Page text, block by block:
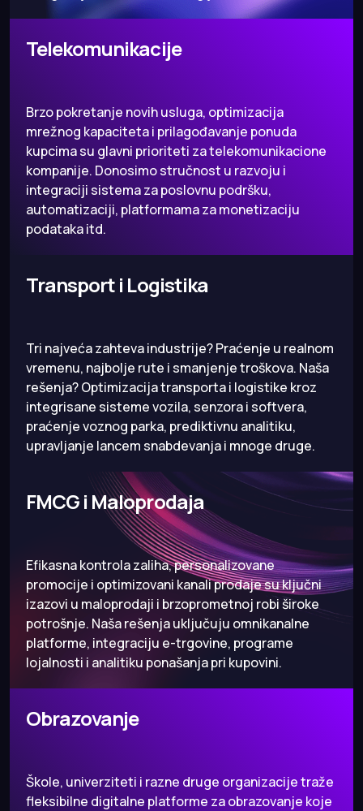
Telekomunikacije
Brzo pokretanje novih usluga, optimizacija
mrežnog kapaciteta i prilagođavanje ponuda
kupcima su glavni prioriteti za telekomunikacione
kompanije. Donosimo stručnost u razvoju i
integraciji sistema za poslovnu podršku,
automatizaciji, platformama za monetizaciju
podataka itd.
Transport i Logistika
Tri najveća zahteva industrije? Praćenje u realnom
vremenu, najbolje rute i smanjenje troškova. Naša
rešenja? Optimizacija transporta i logistike kroz
integrisane sisteme vozila, senzora i softvera,
praćenje voznog parka, prediktivnu analitiku,
upravljanje lancem snabdevanja i mnoge druge.
FMCG i Maloprodaja
Efikasna kontrola zaliha, personalizovane
promocije i optimizovani kanali prodaje su ključni
izazovi u maloprodaji i brzoprometnoj robi široke
potrošnje. Naša rešenja uključuju omnikanalne
platforme, integraciju e-trgovine, programe
lojalnosti i analitiku ponašanja pri kupovini.
Obrazovanje
Škole, univerziteti i razne druge organizacije traže
fleksibilne digitalne platforme za obrazovanje koje